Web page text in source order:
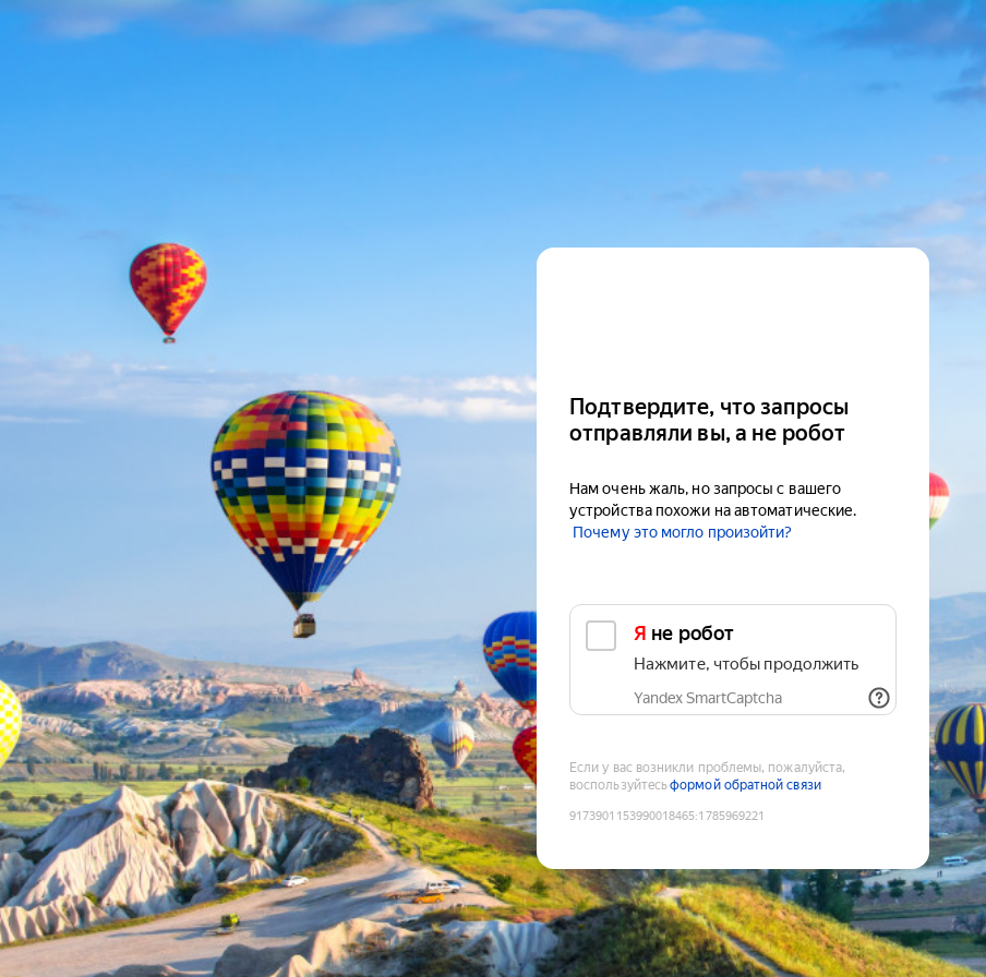
Подтвердите, что запросы
отправляли вы, а не робот
Нам очень жаль, но запросы с вашего
устройства похожи на автоматические.
Почему это могло произойти?
Я не робот
Нажмите, чтобы продолжить
Yandex SmartCaptcha
Если у вас возникли проблемы, пожалуйста,
воспользуйтесьформой обратной связи
9173901153990018465:1785969221